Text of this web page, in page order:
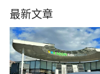
最新文章